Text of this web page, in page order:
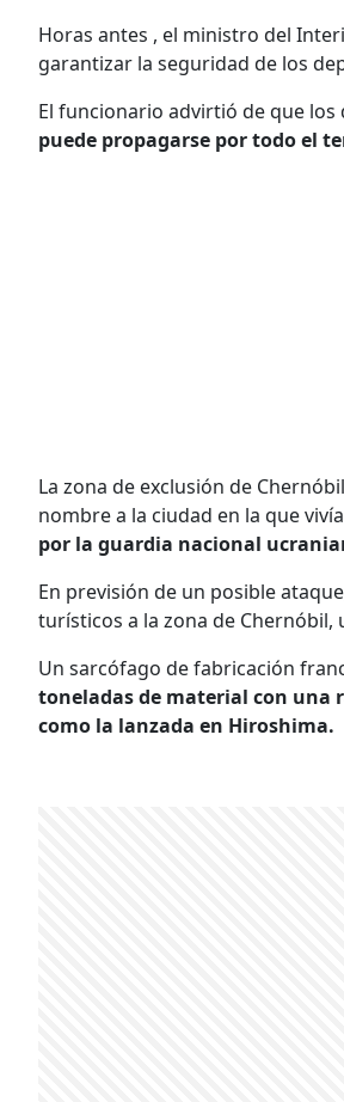
Horas antes , el ministro del
garantizar la seguridad de los
El funcionario advirtió de que los
puede propagarse por todo el
La zona de exclusión de
nombre a la ciudad en la que
por la guardia nacional
En previsión de un posible
turísticos a la zona de
Un sarcófago de fabricación
toneladas de material con una
como la lanzada en Hiroshima.